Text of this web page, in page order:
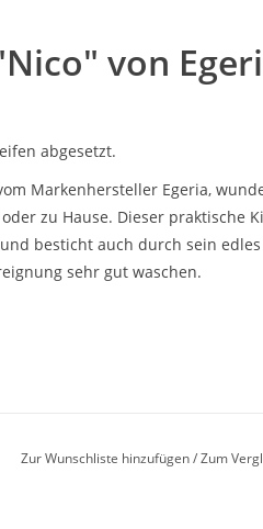
von
abgesetzt.
Markenhersteller Egeria,
zu Hause. Dieser praktische
besticht auch durch sein edles
sehr gut waschen.
Zur Wunschliste hinzufügen/Zum